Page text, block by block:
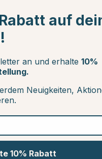
auf
an und erhalte 10%
Neuigkeiten,
10% Rabatt